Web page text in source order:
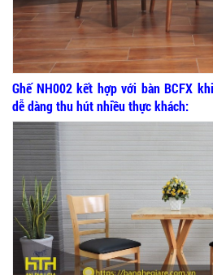
Ghế NH002 kết hợp với bàn BCFX
dễ dàng thu hút nhiều thực khách: